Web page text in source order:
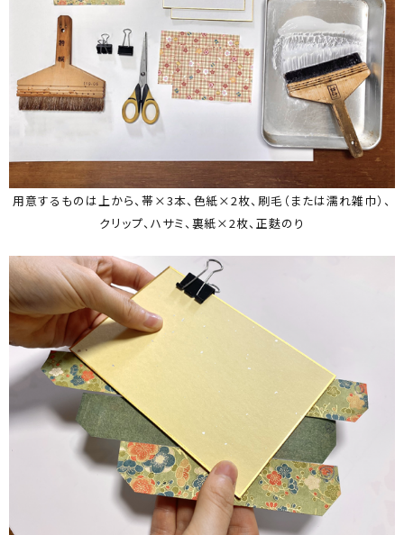
用意するものは上から、帯×3本、色紙×2枚、刷毛（または濡れ雑巾）、
クリップ、ハサミ、裏紙×2枚、正麩のり